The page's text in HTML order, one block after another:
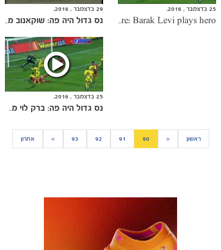
כרטיסים
29 בדצמבר , 2016,
נס גדול היה פה: שוקאנוב מול בית שאן
25 בדצמבר , 2016,
Chapter 3 A Miracle Happened Here: Barak Levi plays hero
25 בדצמבר , 2016,
נס גדול היה פה: ברק לוי מציל בשער
ראשון «
90
91
92
93
» אחרון